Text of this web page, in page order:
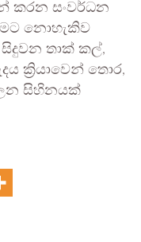
කරන සංවර්ධන
නොහැකිව
තාක් කල්,
ක්‍රියාවෙන් තොර,
සිහිනයක්